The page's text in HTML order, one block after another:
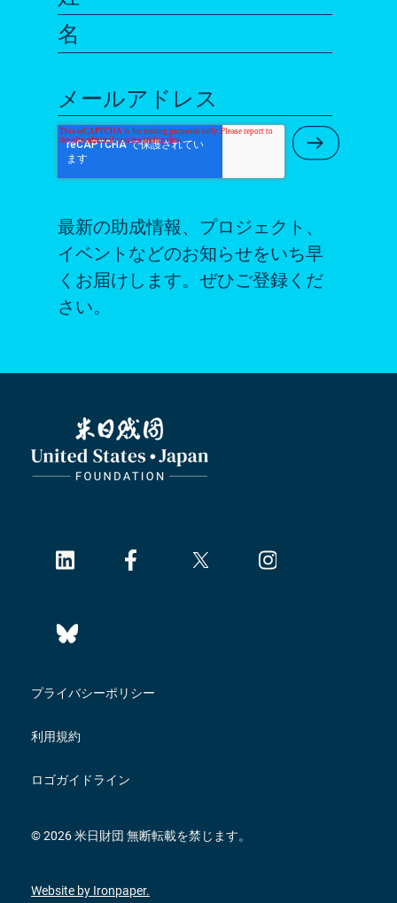
名
メールアドレス
Submit
最新の助成情報、プロジェクト、
イベントなどのお知らせをいち早
くお届けします。ぜひご登録くだ
さい。
プライバシーポリシー
利用規約
ロゴガイドライン
© 2026 米日財団 無断転載を禁じます。
Website by Ironpaper.